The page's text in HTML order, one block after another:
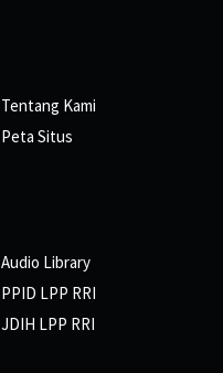
Tentang Kami
Peta Situs
Audio Library
PPID LPP RRI
JDIH LPP RRI